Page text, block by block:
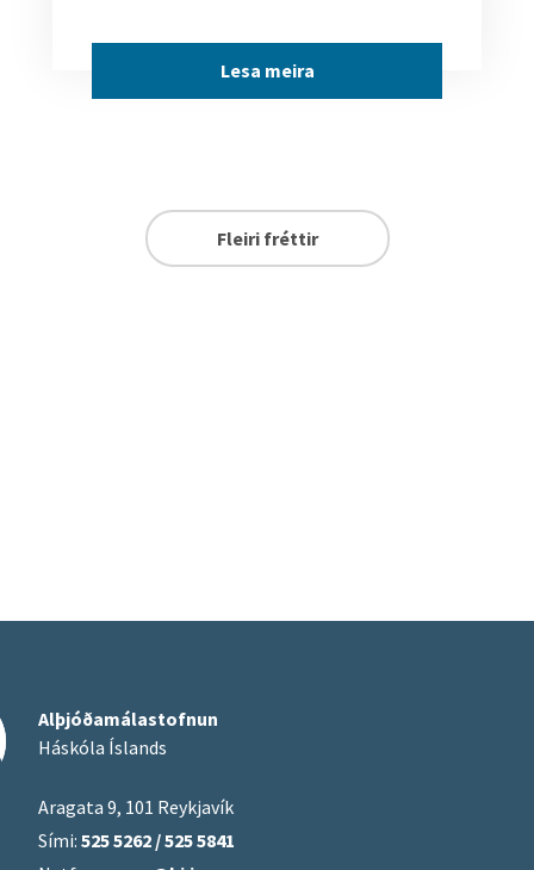
Lesa meira
Fleiri fréttir
Alþjóðamálastofnun
Háskóla Íslands
Aragata 9, 101 Reykjavík
Sími: 525 5262 / 525 5841